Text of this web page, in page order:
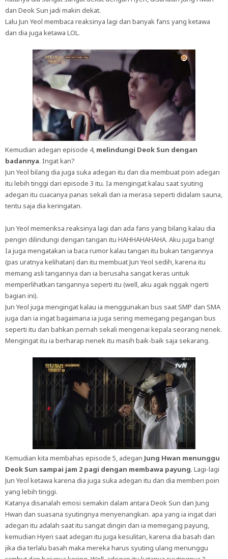
dan Deok Sun jadi makin dekat.
Lalu Jun Yeol membaca reaksinya lagi dan banyak fans yang ketawa
dan dia juga ketawa LOL.
Kemudian adegan episode 4, melindungi Deok Sun dengan
badannya. Ingat kan?
Jun Yeol bilang dia juga suka adegan itu dan dia membuat poin adegan
itu lebih tinggi dari episode 3 itu. Ia mengingat kalau saat syuting
adegan itu cuacanya panas sekali dan ia merasa seperti didalam sauna,
tentu saja dia keringatan.
Jun Yeol memeriksa reaksinya lagi dan ada fans yang bilang kalau dia
pengin dilindungi dengan tangan itu HAHHAHAHAHA. Aku juga bang!
Ia juga mengatakan ia baca rumor kalau tangan itu bukan tangannya
(pas uratnya kelihatan) dan itu membuat Jun Yeol sedih, karena itu
memang asli tangannya dan ia berusaha sangat keras untuk
memperlihatkan tangannya seperti itu (well, aku agak nggak ngerti
bagian ini).
Jun Yeol juga mengingat kalau ia menggunakan bus saat SMP dan SMA
juga dan ia ingat bagaimana ia juga sering memegang pegangan bus
seperti itu dan bahkan pernah sekali mengenai kepala seorang nenek.
Mengingat itu ia berharap nenek itu masih baik-baik saja sekarang.
Kemudian kita membahas episode 5, adegan Jung Hwan menunggu
Deok Sun sampai jam 2 pagi dengan membawa payung. Lagi-lagi
Jun Yeol ketawa karena dia juga suka adegan itu dan dia memberi poin
yang lebih tinggi.
Katanya disanalah emosi semakin dalam antara Deok Sun dan Jung
Hwan dan suasana syutingnya menyenangkan. apa yang ia ingat dari
adegan itu adalah saat itu sangat dingin dan ia memegang payung,
kemudian Hyeri saat adegan itu juga kesulitan, karena dia basah dan
jika dia terlalu basah maka mereka harus syuting ulang menunggu